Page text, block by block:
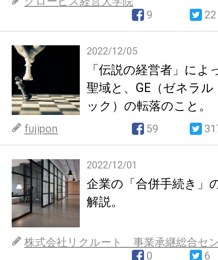
9
22
2022/12/05
「伝説の経営者」に
聖域と、GE（ゼネラ
ック）の転落のこと。
fujipon 59
2022/12/01
企業の「合併手続き」
解説。
株式会社リクルート 事業承継総合セ
0
6